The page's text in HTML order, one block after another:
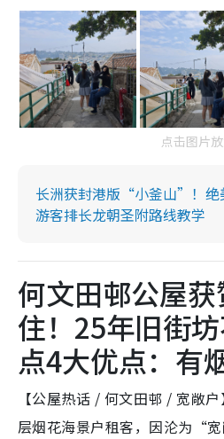
点击图片
长洲获封港版“小釜山”！绝
游客排长龙朝圣附路线教学
何文田邨公屋
住！25年旧街
点4大优点：有
【公屋热话 / 何文田邨 / 宽敞
层烟花海景户租客，因沦为“